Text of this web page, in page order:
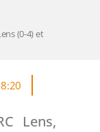
(0-4) et
Lens,